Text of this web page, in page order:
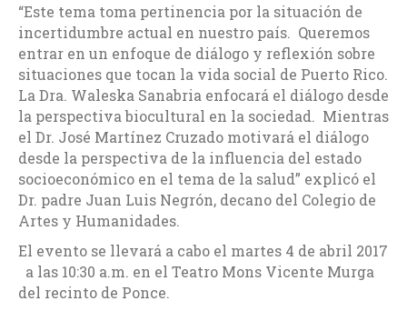
“Este tema toma pertinencia por la situación de
incertidumbre actual en nuestro país. Queremos
entrar en un enfoque de diálogo y reflexión sobre
situaciones que tocan la vida social de Puerto Rico.
La Dra. Waleska Sanabria enfocará el diálogo desde
la perspectiva biocultural en la sociedad. Mientras
el Dr. José Martínez Cruzado motivará el diálogo
desde la perspectiva de la influencia del estado
socioeconómico en el tema de la salud” explicó el
Dr. padre Juan Luis Negrón, decano del Colegio de
Artes y Humanidades.
El evento se llevará a cabo el martes 4 de abril 2017
a las 10:30 a.m. en el Teatro Mons Vicente Murga
del recinto de Ponce.